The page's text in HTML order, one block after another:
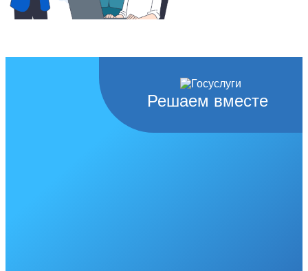
Решаем вместе